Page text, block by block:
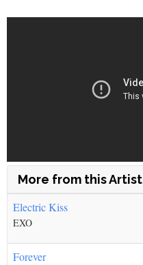
More from this Artist
Electric Kiss
EXO
Forever